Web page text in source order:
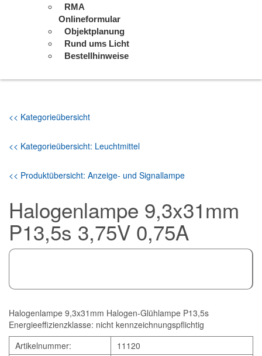
RMA
Onlineformular
Objektplanung
Rund ums Licht
Bestellhinweise
<< Kategorieübersicht
<< Kategorieübersicht: Leuchtmittel
<< Produktübersicht: Anzeige- und Signallampe
Halogenlampe 9,3x31mm
P13,5s 3,75V 0,75A
Halogenlampe 9,3x31mm Halogen-Glühlampe P13,5s
Energieeffizienzklasse: nicht kennzeichnungspflichtig
Artikelnummer:
11120